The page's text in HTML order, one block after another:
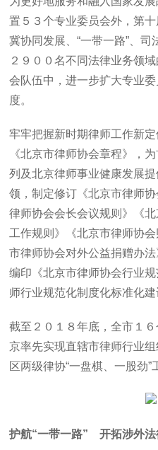
置５３个专业委员会外，第
冀协同发展、“一带一路”、
２９００名不同法律业务领
会队伍中，进一步扩大专业
度。
牢牢把握新时期律师工作新
《北京市律师协会章程》，
列及北京律师事业健康发展
领，制定修订《北京市律师
律师协会会长会议规则》《
工作规则》《北京市律师协
市律师协会对外公益捐赠办
编印《北京市律师协会行业
师行业规范化制度化标准化建
截至２０１８年底，全市１
京率先实现直辖市律师行业
区两级律协“一盘棋、一股劲”
护航“一带一路” 开拓涉外法